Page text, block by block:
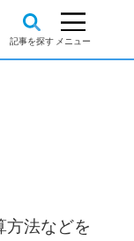
方法などを